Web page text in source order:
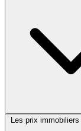
Les prix